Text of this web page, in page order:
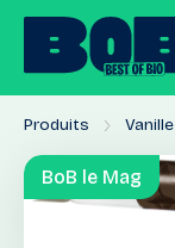
Produits
BoB le Mag